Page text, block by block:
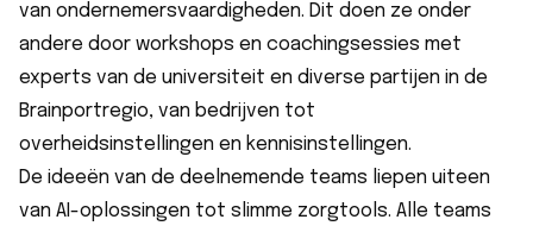
van ondernemersvaardigheden. Dit doen ze onder
andere door workshops en coachingsessies met
experts van de universiteit en diverse partijen in de
Brainportregio, van bedrijven tot
overheidsinstellingen en kennisinstellingen.
De ideeën van de deelnemende teams liepen uiteen
van AI-oplossingen tot slimme zorgtools. Alle teams